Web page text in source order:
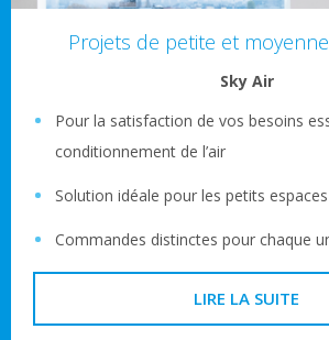
Projets de petite et
Sky Air
Pour la satisfaction de vos besoins
conditionnement de l’air
Solution idéale pour les petits espaces
Commandes distinctes pour chaque
LIRE LA SUITE